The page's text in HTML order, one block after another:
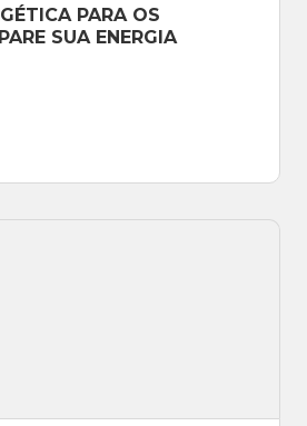
PARA OS
SUA ENERGIA